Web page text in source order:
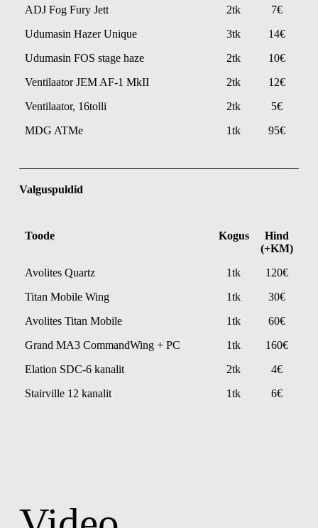
ADJ Fog Fury Jett
2tk
7€
Udumasin Hazer Unique
3tk
14€
Udumasin FOS stage haze
2tk
10€
Ventilaator JEM AF-1 MkII
2tk
12€
Ventilaator, 16tolli
2tk
5€
MDG ATMe
1tk 95€
Valguspuldid
Toode Kogus
Hind
(+KM)
Avolites Quartz
1tk
120€
Titan Mobile Wing
1tk
30€
Avolites Titan Mobile
1tk
60€
Grand MA3 CommandWing + PC
1tk
160€
Elation SDC-6 kanalit
2tk
4€
Stairville 12 kanalit
1tk 6€